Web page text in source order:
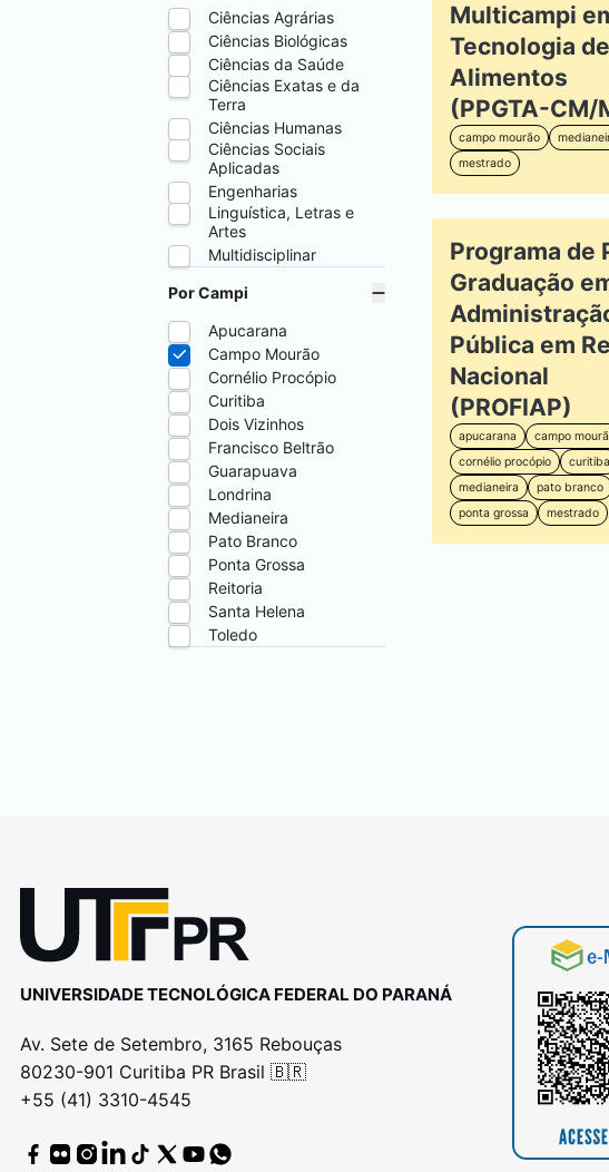
Ciências Agrárias
Ciências Biológicas
Ciências da Saúde
Ciências Exatas e da
Terra
Ciências Humanas
Ciências Sociais
Aplicadas
Engenharias
Linguística, Letras e
Artes
Multidisciplinar
Por Campi
Apucarana
Campo Mourão
Cornélio Procópio
Curitiba
Dois Vizinhos
Francisco Beltrão
Guarapuava
Londrina
Medianeira
Pato Branco
Ponta Grossa
Reitoria
Santa Helena
Toledo
Multicampi
Tecnologia de
Alimentos
(PPGTA-CM/
campo mourão
mestrado
Programa de
Graduação
Pública em
Nacional
(PROFIAP)
apucarana
campo
cornélio procópio
curitiba
medianeira
pato branco
ponta grossa
mestrado
UNIVERSIDADE TECNOLÓGICA FEDERAL DO PARANÁ
Av. Sete de Setembro, 3165 Rebouças
80230-901 Curitiba PR Brasil 🇧🇷
+55 (41) 3310-4545